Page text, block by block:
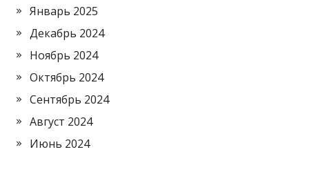
Январь 2025
Декабрь 2024
Ноябрь 2024
Октябрь 2024
Сентябрь 2024
Август 2024
Июнь 2024